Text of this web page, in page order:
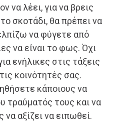
να λέει, για να βρεις
σκοτάδι, θα πρέπει να
να φύγετε από
να είναι το φως. Όχι
ενήλικες στις τάξεις
κοινότητές σας.
κάποιους να
τραύματός τους και να
να αξίζει να ειπωθεί.